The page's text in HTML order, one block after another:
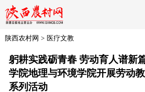
陕西农村网 > 医疗文教
躬耕实践砺青春 劳动育人谱
学院地理与环境学院开展劳动
系列活动